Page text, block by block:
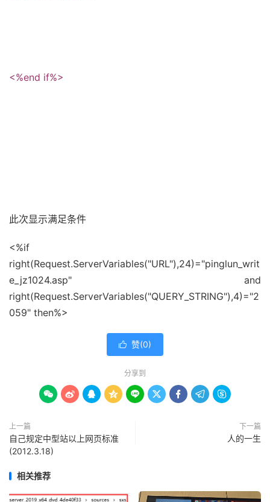
<%end if%>
此次显示满足条件
<%if
right(Request.ServerVariables("URL"),24)="pinglun_writ
e_jz1024.asp" and
right(Request.ServerVariables("QUERY_STRING"),4)="2
059" then%>
 赞(0)
分享到
        
上一篇
自己规定中型站以上网页标准
(2012.3.18)
下一篇
人的一生
相关推荐